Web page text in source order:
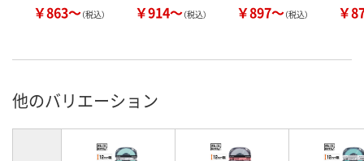
￥863～（税込） ￥914～（税込） ￥897～（税込） ￥
他のバリエーション